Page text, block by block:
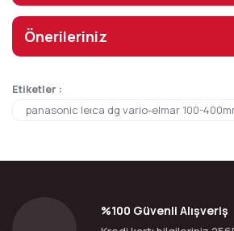
Önerileriniz
Etiketler :
panasonic leıca dg vario-elmar 100-
%100 Güvenli Alışveriş